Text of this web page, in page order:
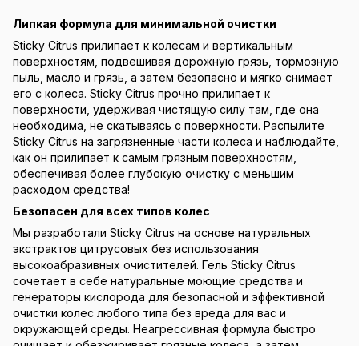
Липкая формула для минимальной очистки
Sticky Citrus прилипает к колесам и вертикальным
поверхностям, подвешивая дорожную грязь, тормозную
пыль, масло и грязь, а затем безопасно и мягко снимает
его с колеса. Sticky Citrus прочно прилипает к
поверхности, удерживая чистящую силу там, где она
необходима, не скатываясь с поверхности. Распылите
Sticky Citrus на загрязненные части колеса и наблюдайте,
как он прилипает к самым грязным поверхностям,
обеспечивая более глубокую очистку с меньшим
расходом средства!
Безопасен для всех типов колес
Мы разработали Sticky Citrus на основе натуральных
экстрактов цитрусовых без использования
высокоабразивных очистителей. Гель Sticky Citrus
сочетает в себе натуральные моющие средства и
генераторы кислорода для безопасной и эффективной
очистки колес любого типа без вреда для вас и
окружающей среды. Неагрессивная формула быстро